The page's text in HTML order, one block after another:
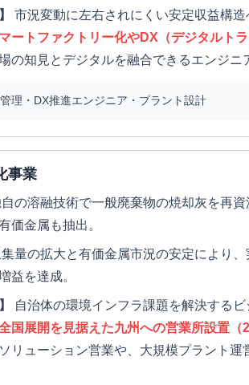
市況変動に左右されにくい安定収益構
ートファクトリー化やDX（デジタルト
の知見とデジタルを融合できるエンジニ
理・DX推進エンジニア・プラント設計
事業
の溶融技術で一般廃棄物の焼却灰を再
価金属も抽出。
集量の拡大と有価金属市況の安定により
益を達成。
自治体の環境インフラ課題を解決する
国展開を見据えた九州への営業所設置（
リューション営業や、大規模プラント運